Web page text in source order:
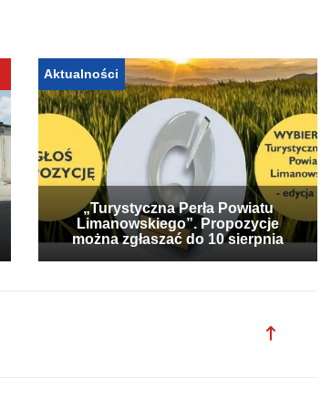
Aktualności
„Turystyczna Perła Powiatu
Limanowskiego”. Propozycje
można zgłaszać do 10 sierpnia